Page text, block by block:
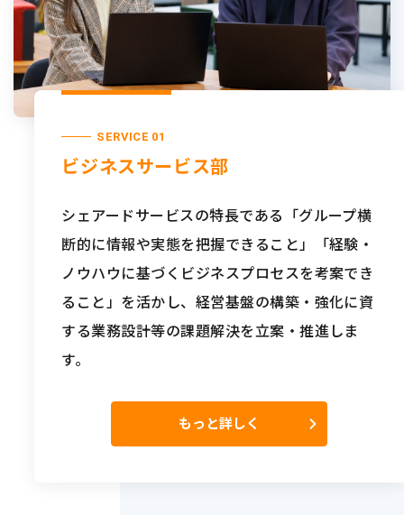
SERVICE 01
ビジネスサービス部
シェアードサービスの特長である「グループ横
断的に情報や実態を把握できること」「経験・
ノウハウに基づくビジネスプロセスを考案でき
ること」を活かし、経営基盤の構築・強化に資
する業務設計等の課題解決を立案・推進しま
す。
もっと詳しく